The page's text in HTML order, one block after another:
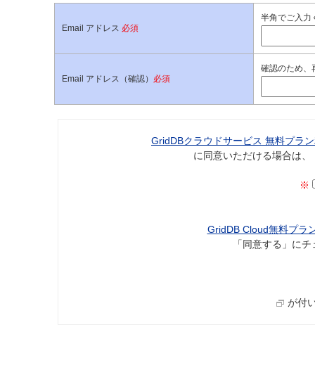
Email アドレス 必須
半角でご入力
Email アドレス（確認） 必須
確認のため、
GridDBクラウドサービス 無料プラ
に同意いただける場合は
※
GridDB Cloud無料プラ
「同意する」に
が付